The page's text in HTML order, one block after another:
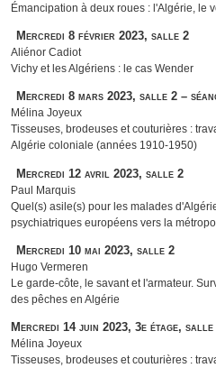
Émancipation à deux roues : l'Algérie, le
Mercredi 8 février 2023, salle 2
Aliénor Cadiot
Vichy et les Algériens : le cas Wender
Mercredi 8 mars 2023, salle 2 –
Mélina Joyeux
Tisseuses, brodeuses et couturières :
Algérie coloniale (années 1910-1950)
Mercredi 12 avril 2023, salle 2
Paul Marquis
Quel(s) asile(s) pour les malades
psychiatriques européens vers la
Mercredi 10 mai 2023, salle 2
Hugo Vermeren
Le garde-côte, le savant et l'armateur.
des pêches en Algérie
Mercredi 14 juin 2023, 3e étage, salle
Mélina Joyeux
Tisseuses, brodeuses et couturières :